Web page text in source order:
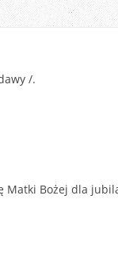
/.
Matki Bożej dla